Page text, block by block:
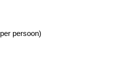
persoon)